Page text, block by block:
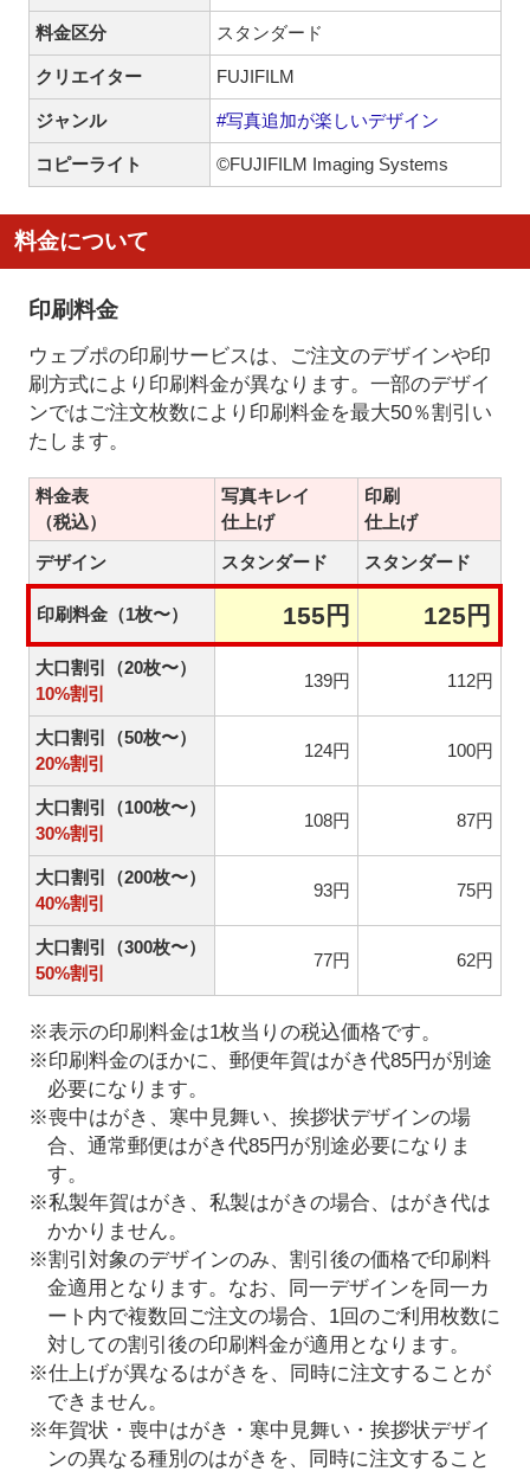
料金区分 スタンダード
クリエイター FUJIFILM
ジャンル #写真追加が楽しいデザイン
コピーライト ©FUJIFILM Imaging Systems
料金について
印刷料金
ウェブポの印刷サービスは、ご注文のデザインや印
刷方式により印刷料金が異なります。一部のデザイ
ンではご注文枚数により印刷料金を最大50％割引い
たします。
料金表
（税込）
写真キレイ
仕上げ
印刷
仕上げ
デザイン
スタンダード スタンダード
印刷料金（1枚〜） 155円 125円
大口割引（20枚〜）
10%割引
139円 112円
大口割引（50枚〜）
20%割引
124円 100円
大口割引（100枚〜）
30%割引
108円 87円
大口割引（200枚〜）
40%割引
93円 75円
大口割引（300枚〜）
50%割引
77円 62円
※表示の印刷料金は1枚当りの税込価格です。
※印刷料金のほかに、郵便年賀はがき代85円が別途
必要になります。
※喪中はがき、寒中見舞い、挨拶状デザインの場
合、通常郵便はがき代85円が別途必要になりま
す。
※私製年賀はがき、私製はがきの場合、はがき代は
かかりません。
※割引対象のデザインのみ、割引後の価格で印刷料
金適用となります。なお、同一デザインを同一カ
ート内で複数回ご注文の場合、1回のご利用枚数に
対しての割引後の印刷料金が適用となります。
※仕上げが異なるはがきを、同時に注文することが
できません。
※年賀状・喪中はがき・寒中見舞い・挨拶状デザイ
ンの異なる種別のはがきを、同時に注文すること